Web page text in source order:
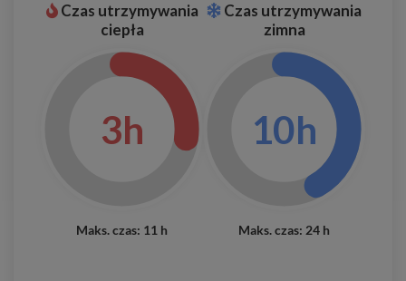
Czas utrzymywania
ciepła
3h
Maks. czas: 11 h
Czas utrzymywania
zimna
10h
Maks. czas: 24 h